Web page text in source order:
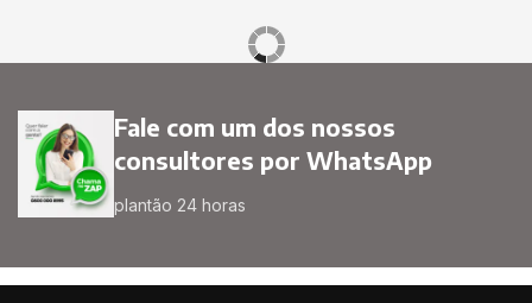
Fale com um dos nossos
consultores por WhatsApp
plantão 24 horas